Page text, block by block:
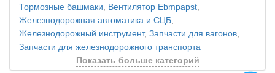
Тормозные башмаки, Вентилятор Ebmpapst,
Железнодорожная автоматика и СЦБ,
Железнодорожный инструмент, Запчасти для вагонов,
Запчасти для железнодорожного транспорта
Показать больше категорий